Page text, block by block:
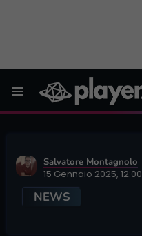
Salvatore Montagnolo
15 Gennaio 2025, 12:00
NEWS